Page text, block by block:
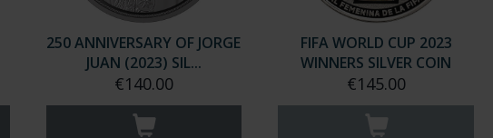
250 ANNIVERSARY OF JORGE
JUAN (2023) SIL...
€140.00
FIFA WORLD CUP 2023
WINNERS SILVER COIN
€145.00